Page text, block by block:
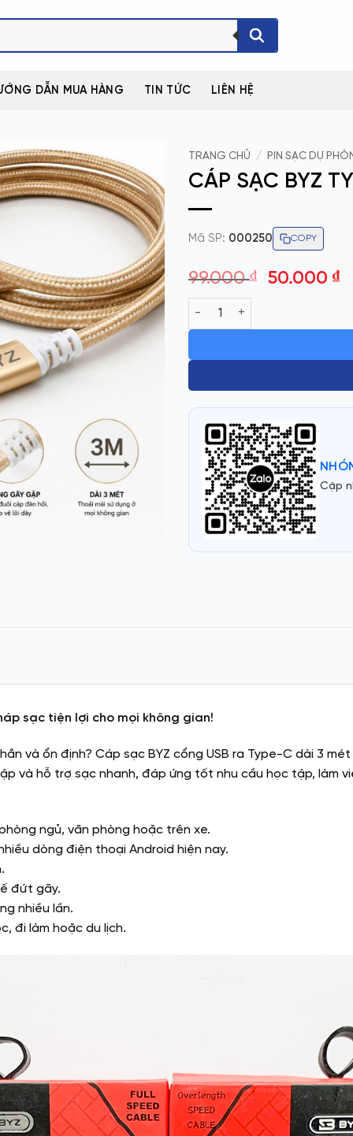
DẪN MUA HÀNG TIN TỨC LIÊN HỆ
TRANG CHỦ / PIN SẠC DỰ
CÁP SẠC BYZ
Mã SP: 000250 COPY
99.000₫
Giá
99.000 ₫.
50.000₫
CÁP SẠC BYZ TYPE C DÀI 3M
Cập
sạc tiện lợi cho mọi không gian!
và ổn định? Cáp sạc BYZ cổng USB ra Type-C dài 3
và hỗ trợ sạc nhanh, đáp ứng tốt nhu cầu học tập, làm
ngủ, văn phòng hoặc trên xe.
dòng điện thoại Android hiện nay.
đứt gãy.
nhiều lần.
đi làm hoặc du lịch.